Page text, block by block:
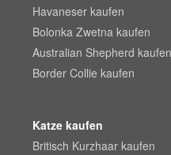
Havaneser kaufen
Bolonka Zwetna kaufen
Australian Shepherd kaufen
Border Collie kaufen
Katze kaufen
Britisch Kurzhaar kaufen